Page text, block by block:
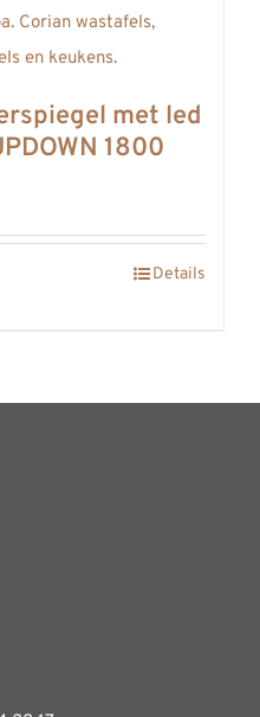
met led
1800
Details
&